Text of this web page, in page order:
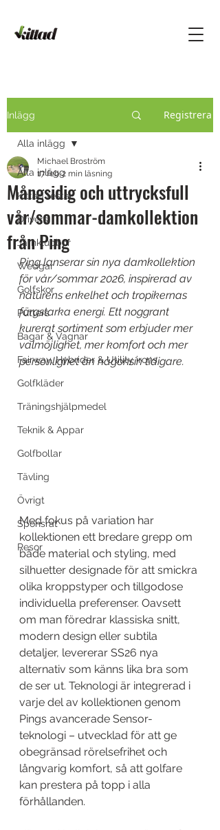
Inlägg Registrera
Alla inlägg
Kittad testar
Drivers
Järnklubbor
Wedgar
Golfskor
Putters
Bagar & Vagnar
Fairway, Hybrider & Utility irons
Golfkläder
Träningshjälpmedel
Teknik & Appar
Golfbollar
Tävling
Övrigt
Sponsrat
Resor
Alla inlägg
Mångsidig och uttrycksfull
vår/sommar-damkollektion
från Ping
Michael Broström
17 feb.2 min läsning
Ping lanserar sin nya damkollektion
för vår/sommar 2026, inspirerad av
naturens enkelhet och tropikernas
färgstarka energi. Ett noggrant
kurerat sortiment som erbjuder mer
valmöjlighet, mer komfort och mer
personlighet än någonsin tidigare.
Med fokus på variation har
kollektionen ett bredare grepp om
både material och styling, med
silhuetter designade för att smickra
olika kroppstyper och tillgodose
individuella preferenser. Oavsett
om man föredrar klassiska snitt,
modern design eller subtila
detaljer, levererar SS26 nya
alternativ som känns lika bra som
de ser ut. Teknologi är integrerad i
varje del av kollektionen genom
Pings avancerade Sensor-
teknologi – utvecklad för att ge
obegränsad rörelsefrihet och
långvarig komfort, så att golfare
kan prestera på topp i alla
förhållanden.